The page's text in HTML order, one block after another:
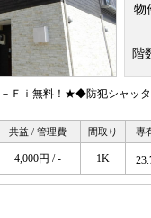
物
階
Ｆｉ無料！★◆防犯シャッ
共益 / 管理費 間取り 専
4,000円 / - 1K